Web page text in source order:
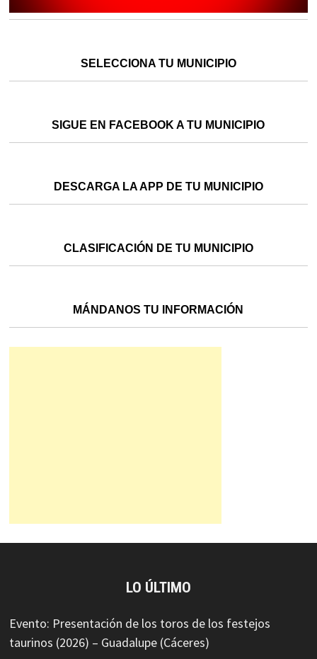
SELECCIONA TU MUNICIPIO
SIGUE EN FACEBOOK A TU MUNICIPIO
DESCARGA LA APP DE TU MUNICIPIO
CLASIFICACIÓN DE TU MUNICIPIO
MÁNDANOS TU INFORMACIÓN
LO ÚLTIMO
Evento: Presentación de los toros de los festejos
taurinos (2026) – Guadalupe (Cáceres)